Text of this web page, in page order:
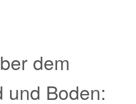
dem
und Boden: